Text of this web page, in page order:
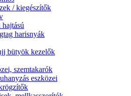
/ kiegészítők
harisnyák
bütyök kezelők
szemtakarók
eszközei